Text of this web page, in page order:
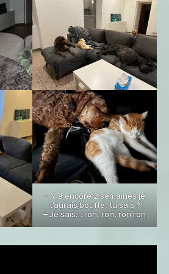
– Y a encore 2 semaines je
t’aurais bouffé, tu sais ?
– Je sais… ron, ron, ron ron